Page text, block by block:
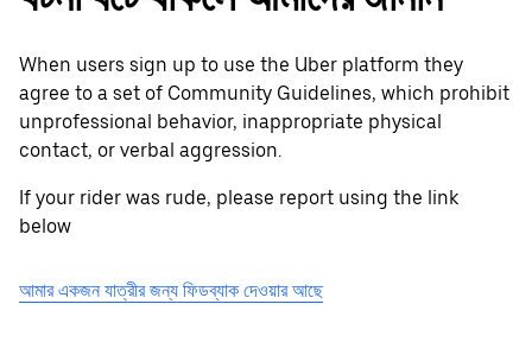
When users sign up to use the Uber platform they
agree to a set of Community Guidelines, which prohibit
unprofessional behavior, inappropriate physical
contact, or verbal aggression.
If your rider was rude, please report using the link
below
আমার একজন যাত্রীর জন্য ফিডব্যাক দেওয়ার আছে